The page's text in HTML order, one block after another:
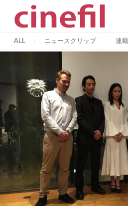
ALL ニュースクリップ 連載